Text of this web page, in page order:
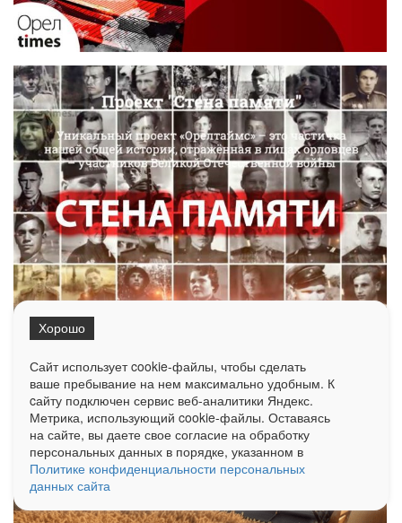
Сайт использует cookie-файлы, чтобы сделать
ваше пребывание на нем максимально удобным. К
cайту подключен сервис веб-аналитики Яндекс.
Метрика, использующий cookie-файлы. Оставаясь
на сайте, вы даете свое согласие на обработку
персональных данных в порядке, указанном в
Политике конфиденциальности персональных
данных сайта
Хорошо